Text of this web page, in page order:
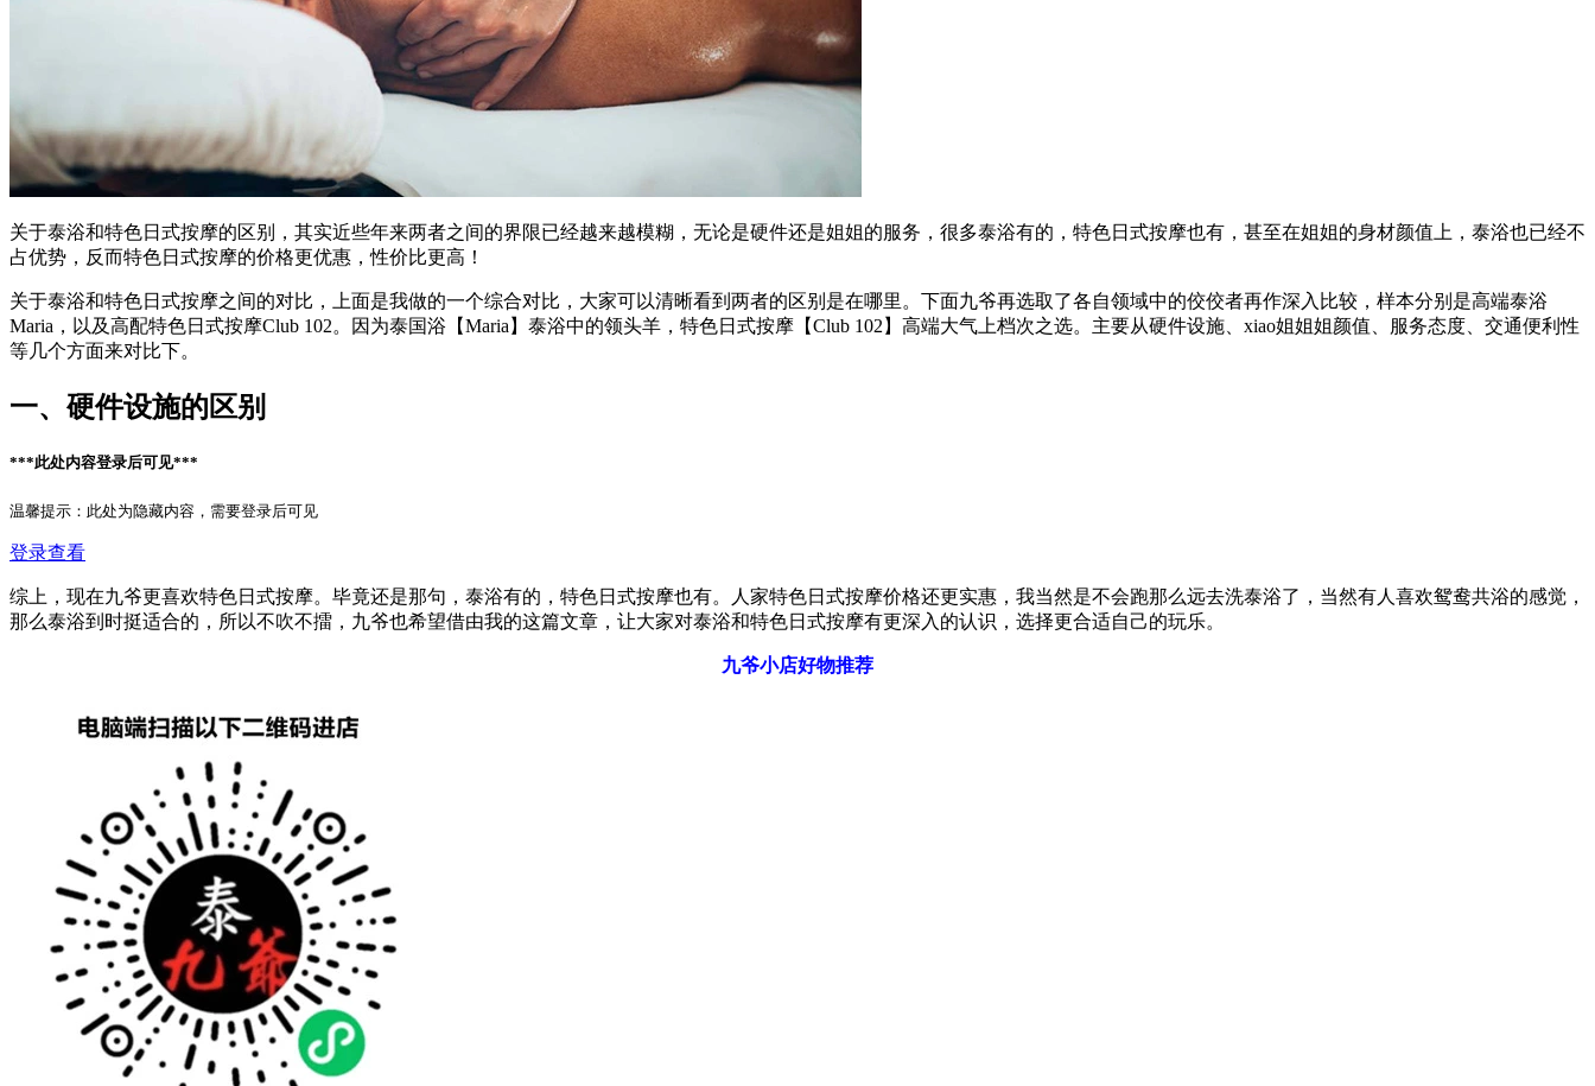
关于泰浴和特色日式按摩的区别，其实近些年来两者之间的界限已经越来越模糊，无论是硬件还是姐姐的服务，很多泰浴有的，特色日式按摩也有，甚至在姐姐的身材颜值上，泰浴也已经不
占优势，反而特色日式按摩的价格更优惠，性价比更高！
关于泰浴和特色日式按摩之间的对比，上面是我做的一个综合对比，大家可以清晰看到两者的区别是在哪里。下面九爷再选取了各自领域中的佼佼者再作深入比较，样本分别是高端泰浴
Maria，以及高配特色日式按摩Club 102。因为泰国浴【Maria】泰浴中的领头羊，特色日式按摩【Club 102】高端大气上档次之选。主要从硬件设施、xiao姐姐姐颜值、服务态度、交通便利性
等几个方面来对比下。
一、硬件设施的区别
***此处内容登录后可见***
温馨提示：此处为隐藏内容，需要登录后可见
登录查看
综上，现在九爷更喜欢特色日式按摩。毕竟还是那句，泰浴有的，特色日式按摩也有。人家特色日式按摩价格还更实惠，我当然是不会跑那么远去洗泰浴了，当然有人喜欢鸳鸯共浴的感觉，
那么泰浴到时挺适合的，所以不吹不擂，九爷也希望借由我的这篇文章，让大家对泰浴和特色日式按摩有更深入的认识，选择更合适自己的玩乐。
九爷小店好物推荐